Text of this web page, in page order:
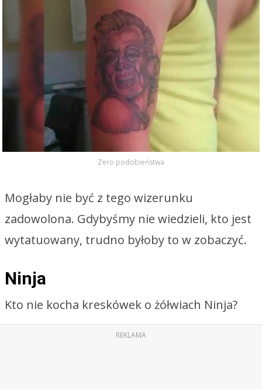
Zero podobieństwa
Mogłaby nie być z tego wizerunku
zadowolona. Gdybyśmy nie wiedzieli, kto jest
wytatuowany, trudno byłoby to w zobaczyć.
Ninja
Kto nie kocha kreskówek o żółwiach Ninja?
REKLAMA